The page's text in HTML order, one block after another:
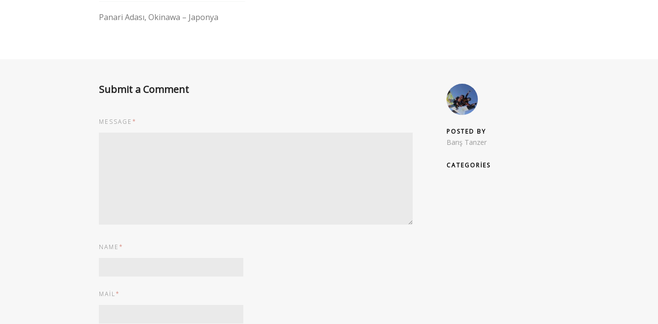
Panari Adası, Okinawa – Japonya
Submit a Comment
MESSAGE *
NAME *
MAIL*
POSTED BY
Barış Tanzer
CATEGORIES